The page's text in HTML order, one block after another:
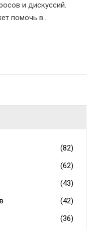
и дискуссий.
помочь в
ли это и какую
на ваше здоровье
(82)
(62)
(43)
(42)
(36)